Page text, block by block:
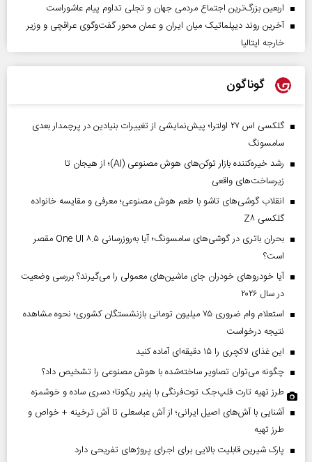
اربعین بزرگ‌ترین اجتماع مردمی جهان و تجلی تداوم پیام عاشوراست
آخرین روند دیپلماتیک میان ایران و عمان محور گفت‌وگوی عراقچی و وزیر
خارجه ایتالیا
گوناگون
گلکسی اس ۲۷ اولترا؛ پیش‌نمایشی از تغییرات بنیادین در پرچمدار بعدی
سامسونگ
رشد خیره‌کننده بازار توکن‌های هوش مصنوعی (AI)؛ از هیجان تا
زیرساخت‌های واقعی
انقلاب گوشی‌های تاشو‌ با طعم هوش مصنوعی؛ معرفی و مقایسه خانواده
گلکسی Z۸
بحران باتری در گوشی‌های سامسونگ؛ آیا به‌روزرسانی One UI ۸.۵ مقصر
است؟
آیا خودروهای خودران جای ماشین‌های معمولی را می‌گیرند؟ بررسی وضعیت
در سال ۲۰۲۶
استعلام وام ضروری ۷۵ میلیون تومانی بازنشستگان کشوری؛ نحوه مشاهده
نتیجه درخواست
این غذای لاکچری را ۱۵ دقیقه‌ای آماده کنید
چگونه می‌توان تصاویر ساخته‌شده با هوش مصنوعی را تشخیص داد؟
طرز تهیه تارت فلپ‌جک توت‌فرنگی با پنیر ریکوتا؛ دسری ساده و خوشمزه
آشنایی با آش‌های اصیل ایرانی؛ از آش عباسعلی تا آش ترخینه + خواص و
طرز تهیه
پارک شیرین قابلیت‌ بالایی برای اجرای پروژهای تفریحی دارد